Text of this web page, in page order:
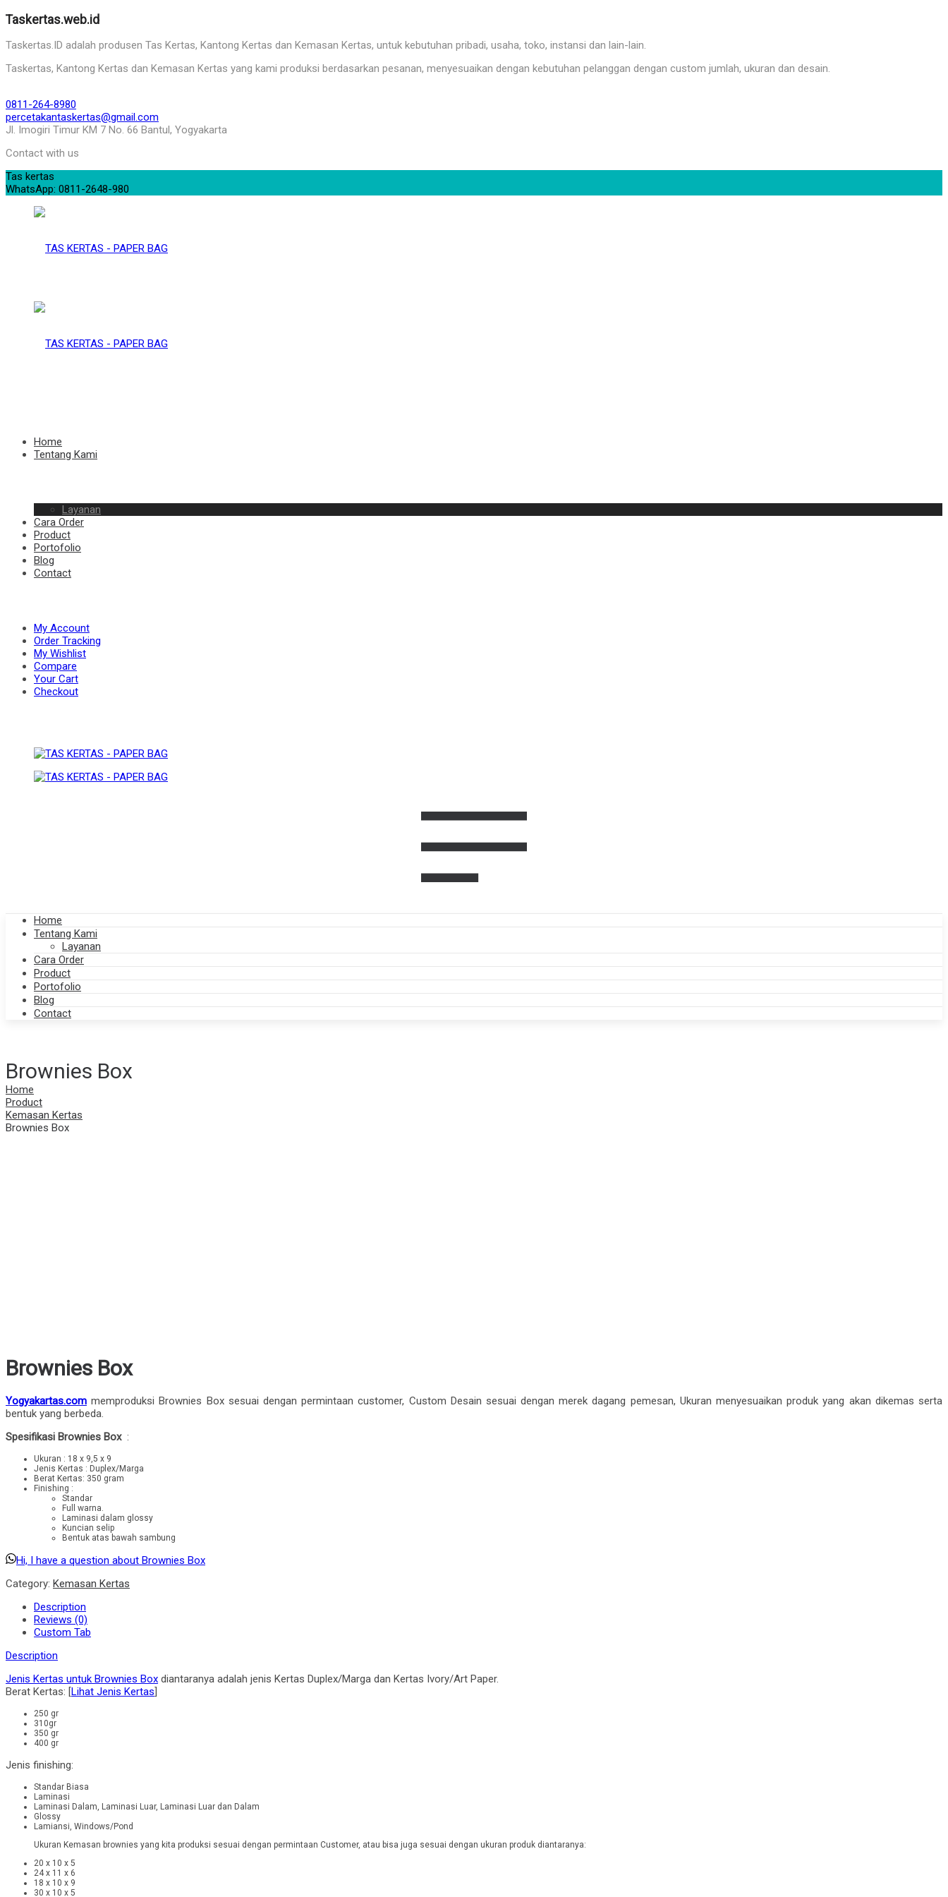
Taskertas.web.id
Taskertas.ID adalah produsen Tas Kertas, Kantong Kertas dan Kemasan Kertas, untuk kebutuhan pribadi, usaha, toko, instansi dan lain-lain.
Taskertas, Kantong Kertas dan Kemasan Kertas yang kami produksi berdasarkan pesanan, menyesuaikan dengan kebutuhan pelanggan dengan custom jumlah, ukuran dan desain.
0811-264-8980
percetakantaskertas@gmail.com
Jl. Imogiri Timur KM 7 No. 66 Bantul, Yogyakarta
Contact with us
Tas kertas
WhatsApp: 0811-2648-980
–
BAG
KERTAS
PAPER
Home
Tentang Kami
Layanan
Cara Order
Product
Portofolio
Blog
Contact
My Account
Order Tracking
My Wishlist
Compare
Your Cart
Checkout
Home
Tentang Kami
Layanan
Cara Order
Product
Portofolio
Blog
Contact
Brownies Box
Home
Product
Kemasan Kertas
Brownies Box
Brownies Box
Yogyakartas.com memproduksi Brownies Box sesuai dengan permintaan customer, Custom Desain sesuai dengan merek dagang pemesan, Ukuran menyesuaikan produk yang akan dikemas serta
bentuk yang berbeda.
Spesifikasi Brownies Box :
Ukuran : 18 x 9,5 x 9
Jenis Kertas : Duplex/Marga
Berat Kertas: 350 gram
Finishing :
Standar
Full warna.
Laminasi dalam glossy
Kuncian selip
Bentuk atas bawah sambung
Hi, I have a question about Brownies Box
Category: Kemasan Kertas
Description
Reviews (0)
Custom Tab
Description
Jenis Kertas untuk Brownies Box diantaranya adalah jenis Kertas Duplex/Marga dan Kertas Ivory/Art Paper.
Berat Kertas: [Lihat Jenis Kertas]
250 gr
310gr
350 gr
400 gr
Jenis finishing:
Standar Biasa
Laminasi
Laminasi Dalam, Laminasi Luar, Laminasi Luar dan Dalam
Glossy
Lamiansi, Windows/Pond
Ukuran Kemasan brownies yang kita produksi sesuai dengan permintaan Customer, atau bisa juga sesuai dengan ukuran produk diantaranya:
20 x 10 x 5
24 x 11 x 6
18 x 10 x 9
30 x 10 x 5